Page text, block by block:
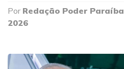
Por Redação Poder Paraíba
2026